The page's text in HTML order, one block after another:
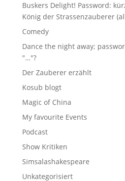
Buskers Delight! Password:
König der Strassenzauberer
Comedy
Dance the night away;
"…"?
Der Zauberer erzählt
Kosub blogt
Magic of China
My favourite Events
Podcast
Show Kritiken
Simsalashakespeare
Unkategorisiert